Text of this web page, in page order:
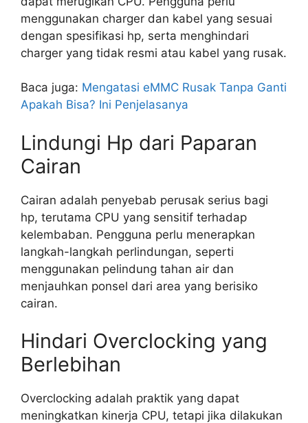
menggunakan charger dan kabel yang sesuai
dengan spesifikasi hp, serta menghindari
charger yang tidak resmi atau kabel yang rusak.
Baca juga: Mengatasi eMMC Rusak Tanpa Ganti
Apakah Bisa? Ini Penjelasanya
Lindungi Hp dari Paparan
Cairan
Cairan adalah penyebab perusak serius bagi
hp, terutama CPU yang sensitif terhadap
kelembaban. Pengguna perlu menerapkan
langkah-langkah perlindungan, seperti
menggunakan pelindung tahan air dan
menjauhkan ponsel dari area yang berisiko
cairan.
Hindari Overclocking yang
Berlebihan
Overclocking adalah praktik yang dapat
meningkatkan kinerja CPU, tetapi jika dilakukan